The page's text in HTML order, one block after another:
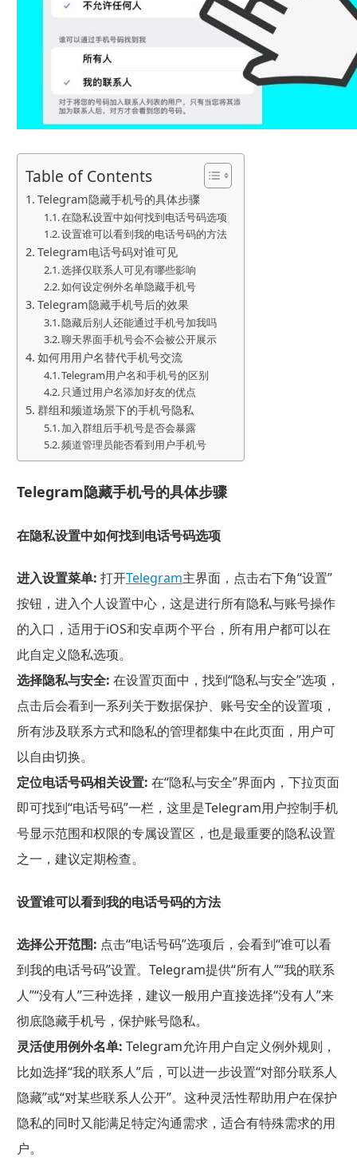
Table of Contents
Telegram隐藏手机号的具体步骤
在隐私设置中如何找到电话号码选项
设置谁可以看到我的电话号码的方法
Telegram电话号码对谁可见
选择仅联系人可见有哪些影响
如何设定例外名单隐藏手机号
Telegram隐藏手机号后的效果
隐藏后别人还能通过手机号加我吗
聊天界面手机号会不会被公开展示
如何用用户名替代手机号交流
Telegram用户名和手机号的区别
只通过用户名添加好友的优点
群组和频道场景下的手机号隐私
加入群组后手机号是否会暴露
频道管理员能否看到用户手机号
Telegram隐藏手机号的具体步骤
在隐私设置中如何找到电话号码选项
进入设置菜单: 打开Telegram主界面，点击右下角“设置”
按钮，进入个人设置中心，这是进行所有隐私与账号操作
的入口，适用于iOS和安卓两个平台，所有用户都可以在
此自定义隐私选项。
选择隐私与安全: 在设置页面中，找到“隐私与安全”选项，
点击后会看到一系列关于数据保护、账号安全的设置项，
所有涉及联系方式和隐私的管理都集中在此页面，用户可
以自由切换。
定位电话号码相关设置: 在“隐私与安全”界面内，下拉页面
即可找到“电话号码”一栏，这里是Telegram用户控制手机
号显示范围和权限的专属设置区，也是最重要的隐私设置
之一，建议定期检查。
设置谁可以看到我的电话号码的方法
选择公开范围: 点击“电话号码”选项后，会看到“谁可以看
到我的电话号码”设置。Telegram提供“所有人”“我的联系
人”“没有人”三种选择，建议一般用户直接选择“没有人”来
彻底隐藏手机号，保护账号隐私。
灵活使用例外名单: Telegram允许用户自定义例外规则，
比如选择“我的联系人”后，可以进一步设置“对部分联系人
隐藏”或“对某些联系人公开”。这种灵活性帮助用户在保护
隐私的同时又能满足特定沟通需求，适合有特殊需求的用
户。